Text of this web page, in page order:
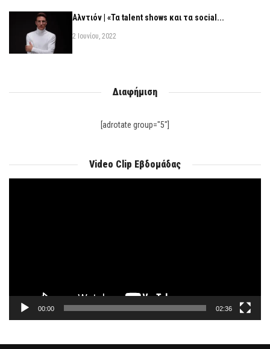
Αλντιόν | «Τα talent shows και τα social...
2 Ιουνίου, 2022
Διαφήμιση
[adrotate group="5"]
Video Clip Εβδομάδας
00:00 02:36